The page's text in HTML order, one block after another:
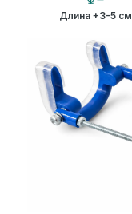
Длина +3–5 см